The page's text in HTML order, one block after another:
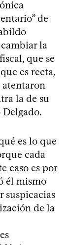
de
la
que se
es recta,
atentaron
la de su
Delgado.
es lo que
cada
caso es por
él mismo
suspicacias
de la